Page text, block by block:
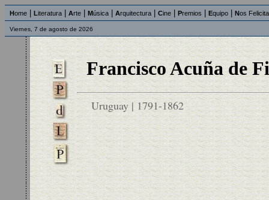
Home Literatura Arte Música Arquitectura Cine Premios Equipo Nos
Viernes, 7 de agosto de 2026
Francisco Acuña de
Uruguay | 1791-1862